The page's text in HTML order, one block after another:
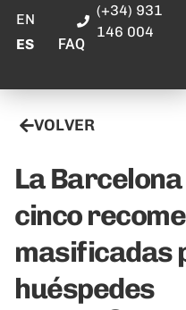
EN
ES
FAQ
(+34) 931
146 004
VOLVER
La
cinco
masificadas
huéspedes